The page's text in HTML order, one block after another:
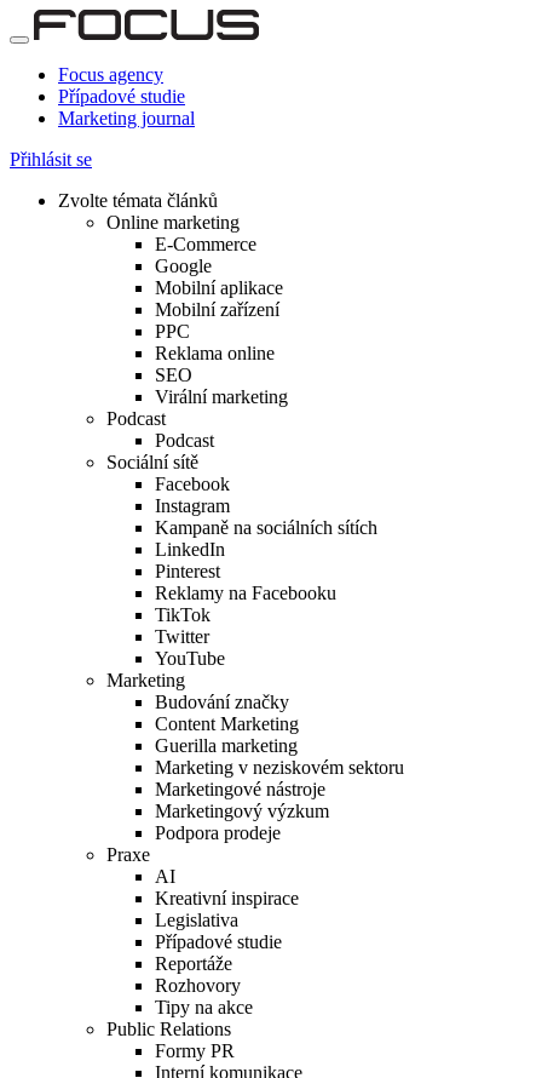
Focus agency
Případové studie
Marketing journal
Přihlásit se
Zvolte témata článků
Online marketing
E-Commerce
Google
Mobilní aplikace
Mobilní zařízení
PPC
Reklama online
SEO
Virální marketing
Podcast
Podcast
Sociální sítě
Facebook
Instagram
Kampaně na sociálních sítích
LinkedIn
Pinterest
Reklamy na Facebooku
TikTok
Twitter
YouTube
Marketing
Budování značky
Content Marketing
Guerilla marketing
Marketing v neziskovém sektoru
Marketingové nástroje
Marketingový výzkum
Podpora prodeje
Praxe
AI
Kreativní inspirace
Legislativa
Případové studie
Reportáže
Rozhovory
Tipy na akce
Public Relations
Formy PR
Interní komunikace